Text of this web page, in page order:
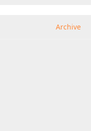
Archive